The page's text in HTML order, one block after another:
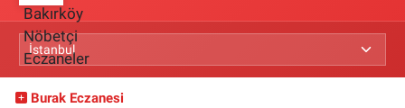
Burak Eczanesi